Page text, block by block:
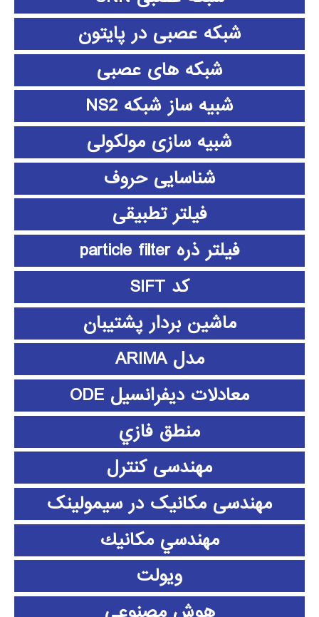
شبکه عصبی در پایتون
شبکه های عصبی
شبیه ساز شبکه NS2
شبیه سازی مولکولی
شناسایی حروف
فیلتر تطبیقی
فیلتر ذره particle filter
کد SIFT
ماشین بردار پشتیبان
مدل ARIMA
معادلات دیفرانسیل ODE
منطق فازي
مهندسی کنترل
مهندسی مکانیک در سیمولینک
مهندسي مكانيك
ویولت